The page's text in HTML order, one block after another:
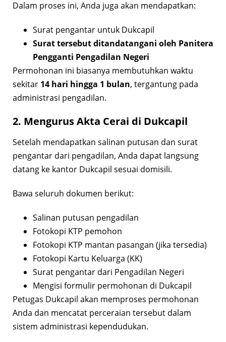
Dalam proses ini, Anda juga akan mendapatkan:
Surat pengantar untuk Dukcapil
Surat tersebut ditandatangani oleh Panitera
Pengganti Pengadilan Negeri
Permohonan ini biasanya membutuhkan waktu
sekitar 14 hari hingga 1 bulan, tergantung pada
administrasi pengadilan.
2. Mengurus Akta Cerai di Dukcapil
Setelah mendapatkan salinan putusan dan surat
pengantar dari pengadilan, Anda dapat langsung
datang ke kantor Dukcapil sesuai domisili.
Bawa seluruh dokumen berikut:
Salinan putusan pengadilan
Fotokopi KTP pemohon
Fotokopi KTP mantan pasangan (jika tersedia)
Fotokopi Kartu Keluarga (KK)
Surat pengantar dari Pengadilan Negeri
Mengisi formulir permohonan di Dukcapil
Petugas Dukcapil akan memproses permohonan
Anda dan mencatat perceraian tersebut dalam
sistem administrasi kependudukan.